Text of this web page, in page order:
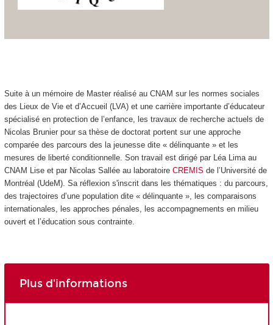
Suite à un mémoire de Master réalisé au CNAM sur les normes sociales
des Lieux de Vie et d’Accueil (LVA) et une carrière importante d’éducateur
spécialisé en protection de l’enfance, les travaux de recherche actuels de
Nicolas Brunier pour sa thèse de doctorat portent sur une approche
comparée des parcours des la jeunesse dite « délinquante » et les
mesures de liberté conditionnelle. Son travail est dirigé par Léa Lima au
CNAM Lise et par Nicolas Sallée au laboratoire CREMIS de l’Université de
Montréal (UdeM). Sa réflexion s'inscrit dans les thématiques : du parcours,
des trajectoires d’une population dite « délinquante », les comparaisons
internationales, les approches pénales, les accompagnements en milieu
ouvert et l’éducation sous contrainte.
Plus d'informations